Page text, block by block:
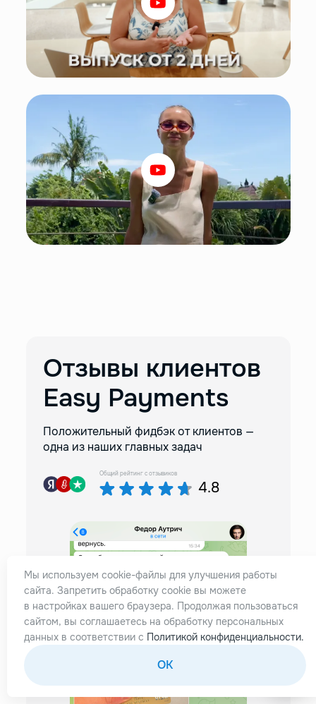
Отзывы клиентов
Easy Payments
Положительный фидбэк от клиентов —
одна из наших главных задач
Общий рейтинг с отзывиков
4.8
Максим
05.02.2025
Решил открыть счет в иностранном
банке и получить евро карту. Ребята
помогли с выбором валюты, банк открыл
Отличное обслуживание, все четко.
Мы используем cookie-файлы для улучшения работы
сайта. Запретить обработку cookie вы можете
в настройках вашего браузера. Продолжая пользоваться
сайтом, вы соглашаетесь на обработку персональных
данных в соответствии с Политикой конфиденциальности.
OK